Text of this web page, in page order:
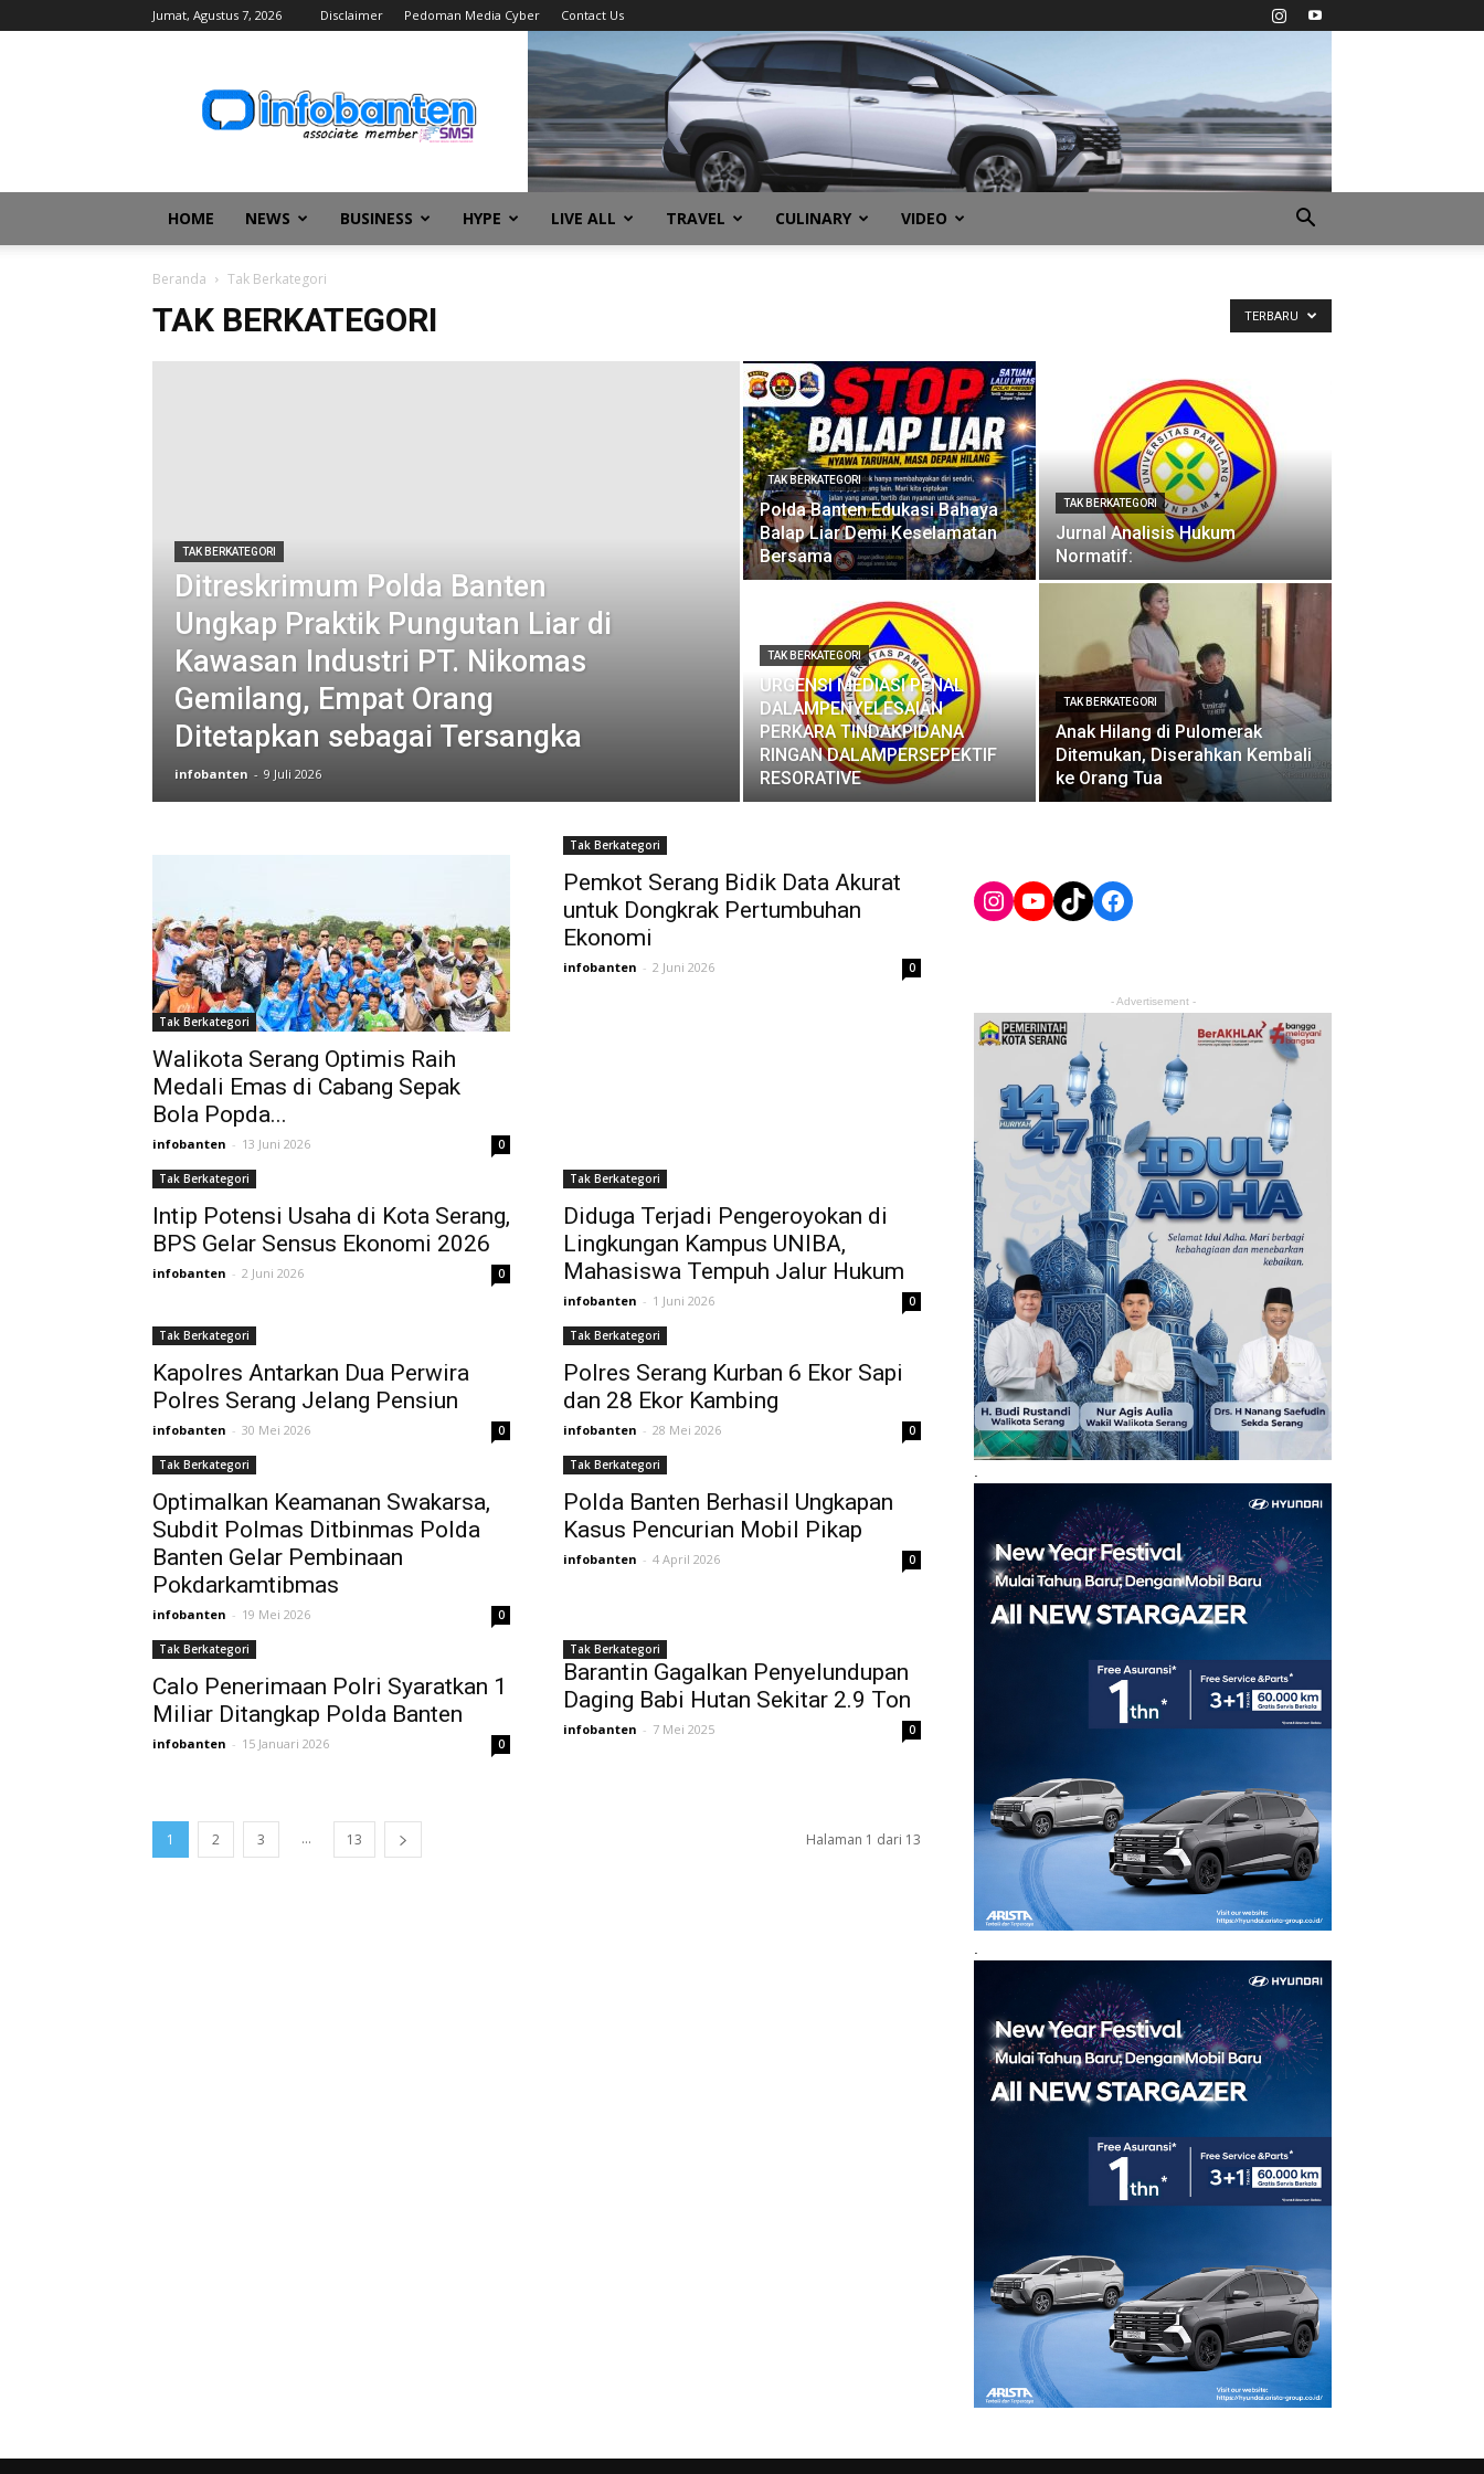
Jumat, Agustus 7, 2026 Disclaimer Pedoman Media Cyber Contact Us
HOME NEWS BUSINESS HYPE LIVE ALL TRAVEL CULINARY VIDEO
Beranda Tak Berkategori
TAK BERKATEGORI TERBARU
TAK BERKATEGORI
Ditreskrimum Polda Banten
Ungkap Praktik Pungutan Liar di
Kawasan Industri PT. Nikomas
Gemilang, Empat Orang
Ditetapkan sebagai Tersangka
infobanten - 9 Juli 2026
TAK BERKATEGORI
Polda Banten Edukasi Bahaya
Balap Liar Demi Keselamatan
Bersama
TAK BERKATEGORI
Jurnal Analisis Hukum
Normatif:
TAK BERKATEGORI
URGENSI MEDIASI PENAL
DALAMPENYELESAIAN
PERKARA TINDAKPIDANA
RINGAN DALAMPERSEPEKTIF
RESORATIVE
TAK BERKATEGORI
Anak Hilang di Pulomerak
Ditemukan, Diserahkan Kembali
ke Orang Tua
Tak Berkategori
Walikota Serang Optimis Raih
Medali Emas di Cabang Sepak
Bola Popda...
infobanten - 13 Juni 2026 0
Tak Berkategori
Pemkot Serang Bidik Data Akurat
untuk Dongkrak Pertumbuhan
Ekonomi
infobanten - 2 Juni 2026 0
Tak Berkategori
Intip Potensi Usaha di Kota Serang,
BPS Gelar Sensus Ekonomi 2026
infobanten - 2 Juni 2026 0
Tak Berkategori
Diduga Terjadi Pengeroyokan di
Lingkungan Kampus UNIBA,
Mahasiswa Tempuh Jalur Hukum
infobanten - 1 Juni 2026 0
Tak Berkategori
Kapolres Antarkan Dua Perwira
Polres Serang Jelang Pensiun
infobanten - 30 Mei 2026 0
Tak Berkategori
Polres Serang Kurban 6 Ekor Sapi
dan 28 Ekor Kambing
infobanten - 28 Mei 2026 0
Tak Berkategori
Optimalkan Keamanan Swakarsa,
Subdit Polmas Ditbinmas Polda
Banten Gelar Pembinaan
Pokdarkamtibmas
infobanten - 19 Mei 2026 0
Tak Berkategori
Polda Banten Berhasil Ungkapan
Kasus Pencurian Mobil Pikap
infobanten - 4 April 2026 0
Tak Berkategori
Calo Penerimaan Polri Syaratkan 1
Miliar Ditangkap Polda Banten
infobanten - 15 Januari 2026 0
Tak Berkategori
Barantin Gagalkan Penyelundupan
Daging Babi Hutan Sekitar 2.9 Ton
infobanten - 7 Mei 2025 0
1 2 3 ... 13 Halaman 1 dari 13
Instagram
YouTube
TikTokFacebook
- Advertisement -